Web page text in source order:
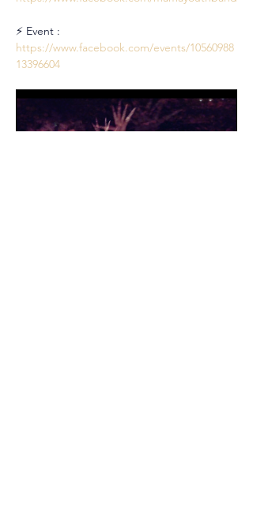
⚡ Event :
https://www.facebook.com/events/10560988
13396604